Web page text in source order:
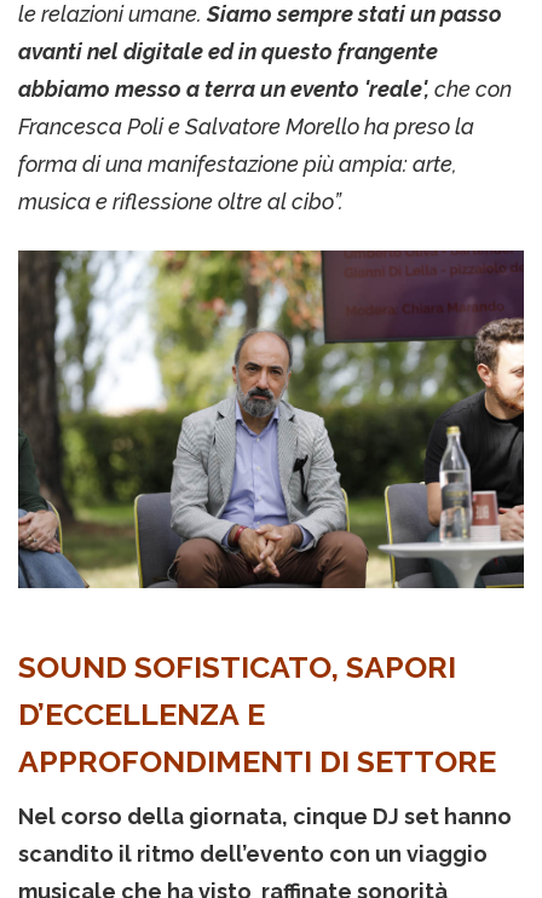
le relazioni umane.Siamo sempre stati un passo
avanti nel digitale ed in questo frangente
abbiamo messo a terra un evento 'reale', che con
Francesca Poli e Salvatore Morello ha preso la
forma di una manifestazione più ampia: arte,
musica e riflessione oltre al cibo”.
SOUND SOFISTICATO, SAPORI
D’ECCELLENZA E
APPROFONDIMENTI DI SETTORE
Nel corso della giornata, cinque DJ set hanno
scandito il ritmo dell’evento con un viaggio
musicale che ha visto raffinate sonorità